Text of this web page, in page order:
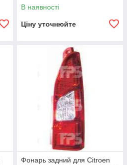
В наявності
Ціну уточнюйте
Фонарь задний для Citroen